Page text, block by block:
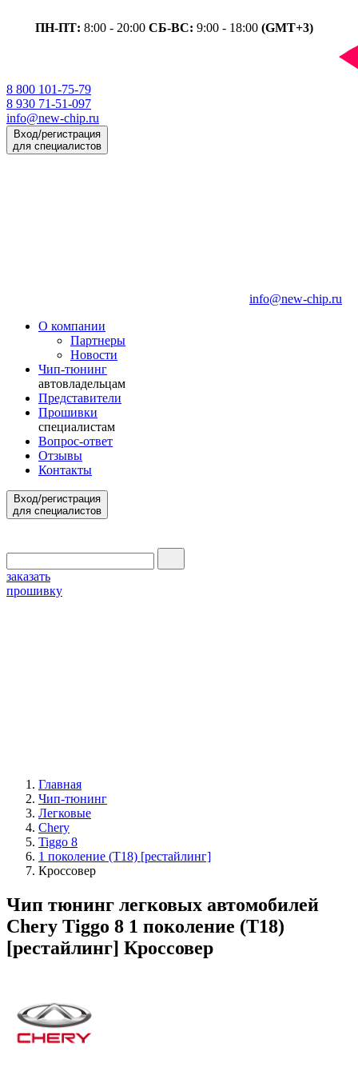
ПН-ПТ: 8:00 - 20:00 СБ-ВС: 9:00 - 18:00 (GMT+3)
8 800 101-75-79
8 930 71-51-097
info@new-chip.ru
Вход/регистрация
для специалистов
info@new-chip.ru
О компании
Партнеры
Новости
Чип-тюнинг
автовладельцам
Представители
Прошивки
специалистам
Вопрос-ответ
Отзывы
Контакты
Вход/регистрация
для специалистов
заказать
прошивку
Главная
Чип-тюнинг
Легковые
Chery
Tiggo 8
1 поколение (Т18) [рестайлинг]
Кроссовер
Чип тюнинг легковых автомобилей
Chery Tiggo 8 1 поколение (Т18)
[рестайлинг] Кроссовер